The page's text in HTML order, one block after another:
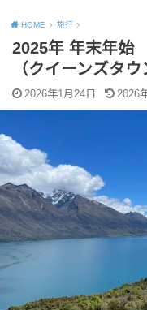
HOME 旅行
2025年 年末年始
（クイーンズタ
2026年1月24日 2026